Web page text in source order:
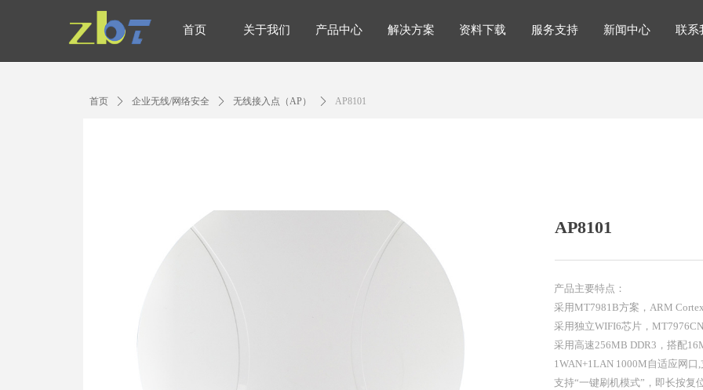
首页 关于我们 产品中心 解决方案 资料下载 服务支持 新闻中心 联系
解决方案
首页 ꄲ 企业无线/网络安全 ꄲ 无线接入点（AP） ꄲ AP8101
AP8101
产品主要特点：
采用MT7981B方案，ARM
采用独立WIFI6芯片，
采用高速256MB DDR3，搭配
1WAN+1LAN 1000M自适应网
支持“一键刷机模式”，即长按复